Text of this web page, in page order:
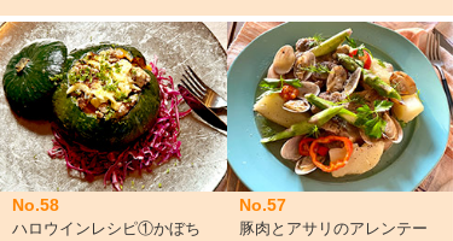
No.58
ハロウインレシピ①かぼち
No.57
豚肉とアサリのアレンテー